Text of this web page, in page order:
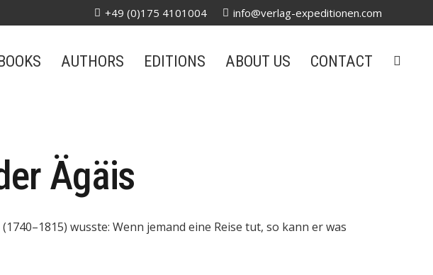
+49 (0)175 4101004 info@verlag-expeditionen.com
AUTHORS EDITIONS ABOUT US CONTACT
Ägäis
wusste: Wenn jemand eine Reise tut, so kann er was